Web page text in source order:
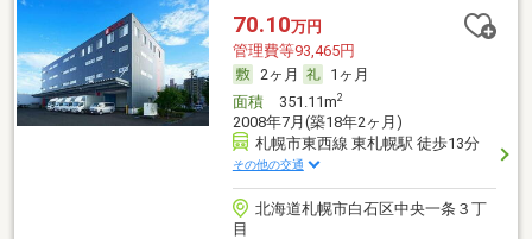
70.10万円
管理費等93,465円
2ヶ月
1ヶ月
面積351.11m2
2008年7月(築18年2ヶ月)
札幌市東西線 東札幌駅 徒歩13分
その他の交通
北海道札幌市白石区中央一条３丁
目